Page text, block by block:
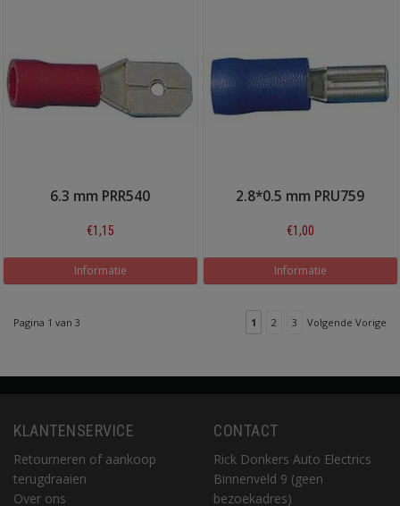
6.3 mm PRR540
€1,15
Informatie
2.8*0.5 mm PRU759
€1,00
Informatie
Pagina 1 van 3 1 2 3 Volgende Vorige
KLANTENSERVICE
Retourneren of aankoop
terugdraaien
Over ons
CONTACT
Rick Donkers Auto Electrics
Binnenveld 9 (geen
bezoekadres)